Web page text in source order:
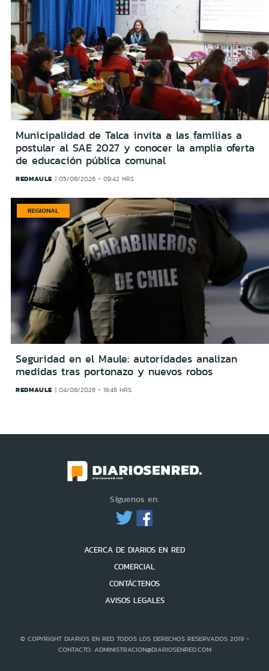
Municipalidad de Talca invita a las familias a
postular al SAE 2027 y conocer la amplia oferta
de educación pública comunal
REDMAULE 05/08/2026 - 09:42 HRS
REGIONAL
Seguridad en el Maule: autoridades analizan
medidas tras portonazo y nuevos robos
REDMAULE 04/08/2026 - 19:46 HRS
Síguenos en:
ACERCA DE DIARIOS EN RED
COMERCIAL
CONTÁCTENOS
AVISOS LEGALES
© COPYRIGHT DIARIOS EN RED TODOS LOS DERECHOS RESERVADOS 2019 -
CONTACTO: ADMINISTRACION@DIARIOSENRED.COM